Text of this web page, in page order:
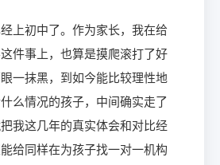
上初中了。作为家长，我在给
件事上，也算是摸爬滚打了好
一抹黑，到如今能比较理性地
么情况的孩子，中间确实走了
我这几年的真实体会和对比经
给同样在为孩子找一对一机构